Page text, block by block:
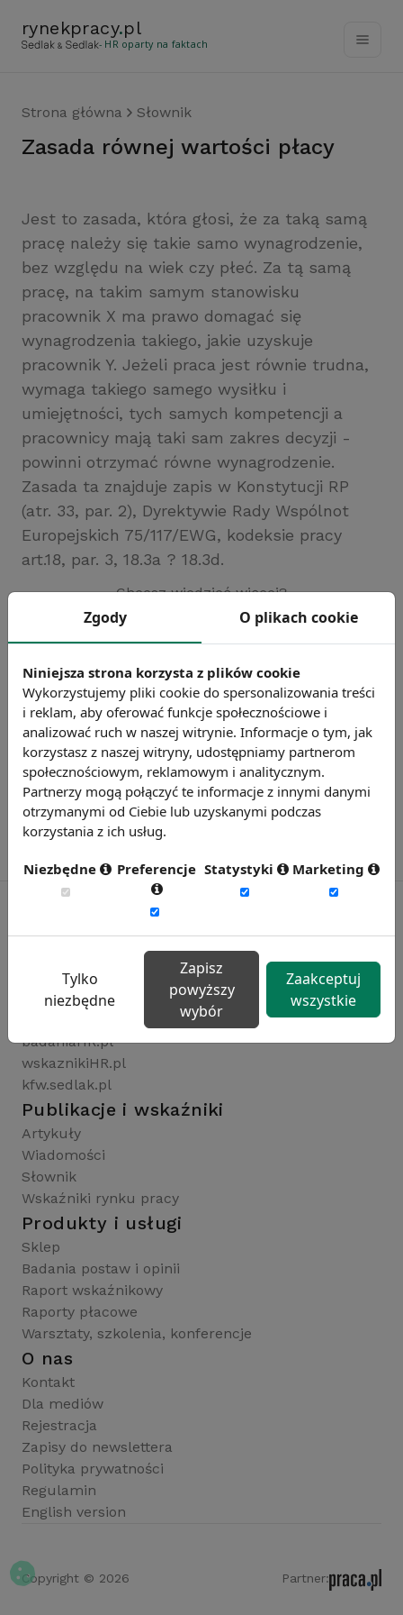
rynekpracy.pl
- HR oparty na faktach
Strona główna Słownik
zasada równej wartości płacy
Jest to zasada, która głosi, że za taką samą
pracę należy się takie samo wynagrodzenie,
bez względu na wiek czy płeć. Za tą samą
pracę, na takim samym stanowisku
pracownik X ma prawo domagać się
wynagrodzenia takiego, jakie uzyskuje
pracownik Y. Jeżeli praca jest równie trudna,
wymaga takiego samego wysiłku i
umiejętności, tych samych kompetencji a
pracownicy mają taki sam zakres decyzji -
powinni otrzymać równe wynagrodzenie.
Zasada ta znajduje zapis w Konstytucji RP
(atr. 33, par. 2), Dyrektywie Rady Wspólnot
Europejskich 75/117/EWG, kodeksie pracy
art.18, par. 3, 18.3a ? 18.3d.
Chcesz wiedzieć więcej?
Zobacz więcej haseł
Rynekpracy.pl
sedlak.pl
wynagrodzenia.pl
raportyplacowe.pl
badaniaHR.pl
wskaznikiHR.pl
kfw.sedlak.pl
Publikacje i wskaźniki
Artykuły
Wiadomości
Słownik
Wskaźniki rynku pracy
Produkty i usługi
Sklep
Badania postaw i opinii
Raport wskaźnikowy
Raporty płacowe
Warsztaty, szkolenia, konferencje
O nas
Kontakt
Dla mediów
Rejestracja
Zapisy do newslettera
Polityka prywatności
Regulamin
English version
Copyright © 2026 Partner:
Zgody O plikach cookie
Niniejsza strona korzysta z plików cookie
Wykorzystujemy pliki cookie do spersonalizowania treści
i reklam, aby oferować funkcje społecznościowe i
analizować ruch w naszej witrynie. Informacje o tym, jak
korzystasz z naszej witryny, udostępniamy partnerom
społecznościowym, reklamowym i analitycznym.
Partnerzy mogą połączyć te informacje z innymi danymi
otrzymanymi od Ciebie lub uzyskanymi podczas
korzystania z ich usług.
Niezbędne Preferencje Statystyki Marketing
Tylko
niezbędne
Zapisz
powyższy
wybór
Zaakceptuj
wszystkie